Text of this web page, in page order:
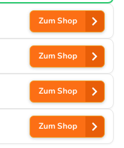
Zum Shop
Zum Shop
Zum Shop
Zum Shop